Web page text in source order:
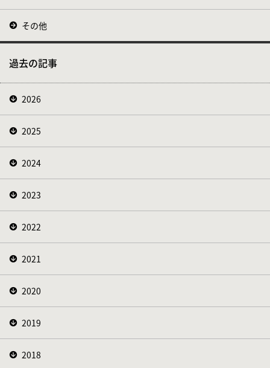
その他
過去の記事
2026
2025
2024
2023
2022
2021
2020
2019
2018